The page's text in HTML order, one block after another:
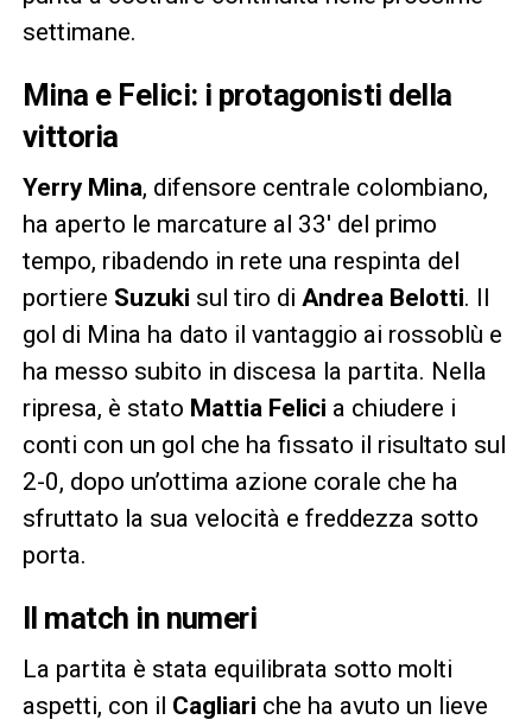
settimane.
Mina e Felici: i protagonisti della
vittoria
Yerry Mina, difensore centrale colombiano,
ha aperto le marcature al 33′ del primo
tempo, ribadendo in rete una respinta del
portiere Suzuki sul tiro di Andrea Belotti. Il
gol di Mina ha dato il vantaggio ai rossoblù e
ha messo subito in discesa la partita. Nella
ripresa, è stato Mattia Felici a chiudere i
conti con un gol che ha fissato il risultato sul
2-0, dopo un’ottima azione corale che ha
sfruttato la sua velocità e freddezza sotto
porta.
Il match in numeri
La partita è stata equilibrata sotto molti
aspetti, con il Cagliari che ha avuto un lieve